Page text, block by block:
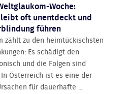
Woche:
oft unentdeckt und
führen
zählt zu den heimtückischsten
Es schädigt den
und die Folgen sind
Österreich ist es eine der
für dauerhafte ...